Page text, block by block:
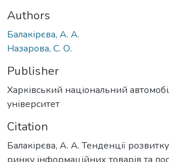
Authors
Балакірєва, А. А.
Назарова, С. О.
Publisher
Харківський національний
університет
Citation
Балакірєва, А. А. Тенденції